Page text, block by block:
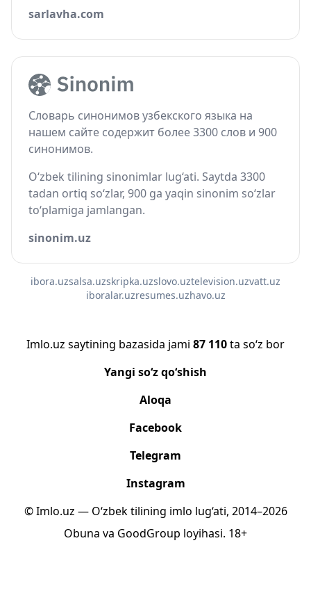
sarlavha.com
Словарь синонимов узбекского языка на
нашем сайте содержит более 3300 слов и 900
синонимов.
O‘zbek tilining sinonimlar lug‘ati. Saytda 3300
tadan ortiq so‘zlar, 900 ga yaqin sinonim so‘zlar
to‘plamiga jamlangan.
sinonim.uz
ibora.uzsalsa.uzskripka.uzslovo.uztelevision.uzvatt.uz
iboralar.uzresumes.uzhavo.uz
Imlo.uz saytining bazasida jami 87 110ta so‘z bor
Yangi so‘z qo‘shish
Aloqa
Facebook
Telegram
Instagram
© Imlo.uz — O‘zbek tilining imlo lug‘ati, 2014–2026
Obuna va GoodGroup loyihasi. 18+